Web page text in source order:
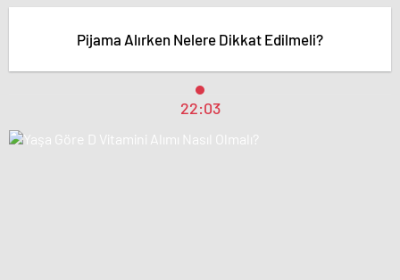
Pijama Alırken Nelere Dikkat Edilmeli?
22:03